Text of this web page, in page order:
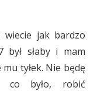
jak bardzo
był słaby i mam
tyłek. Nie będę
co było, robić